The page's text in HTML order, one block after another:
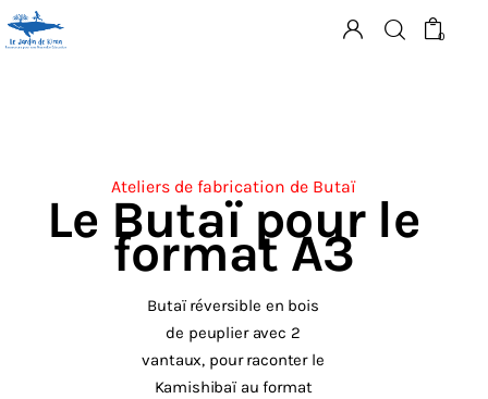
0
Ressources
Supports
Articles
Ateliers de fabrication de Butaï
Le Butaï pour le
format A3
Butaï réversible en bois
de peuplier avec 2
vantaux, pour raconter le
Kamishibaï au format